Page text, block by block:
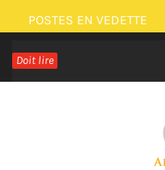
Passer
au
contenu
POSTES EN VEDETTE
Doit lire Il y a